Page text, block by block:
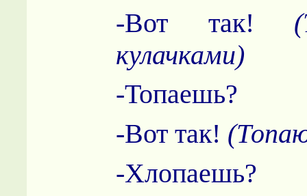
-Вот так!
кулачками)
-Топаешь?
-Вот так!
-Хлопаешь?